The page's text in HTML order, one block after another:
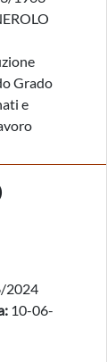
Grado
e
2024
10-06-